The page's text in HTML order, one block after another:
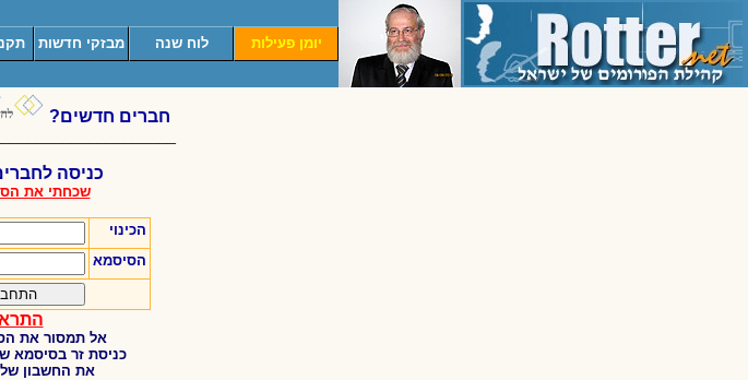
יומן פעילות לוח שנה מבזקי חדשות
חברים חדשים?
כניסה
שכחתי את
הכינוי
הסיסמא
אל תמסור את
כניסת זר בסיסמא
את החשבון